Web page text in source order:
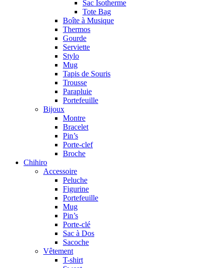
Sac Isotherme
Tote Bag
Boîte à Musique
Thermos
Gourde
Serviette
Stylo
Mug
Tapis de Souris
Trousse
Parapluie
Portefeuille
Bijoux
Montre
Bracelet
Pin’s
Porte-clef
Broche
Chihiro
Accessoire
Peluche
Figurine
Portefeuille
Mug
Pin’s
Porte-clé
Sac à Dos
Sacoche
Vêtement
T-shirt